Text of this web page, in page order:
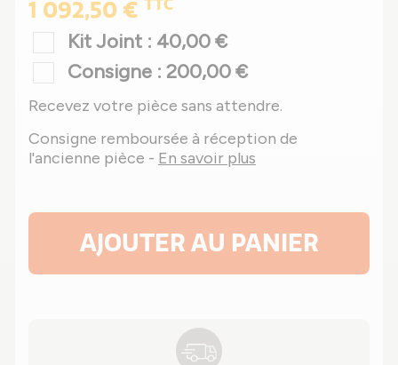
1 092,50 € TTC
Kit Joint : 40,00 €
Consigne : 200,00 €
Recevez votre pièce sans attendre.
Consigne remboursée à réception de
l'ancienne pièce - En savoir plus
AJOUTER AU PANIER